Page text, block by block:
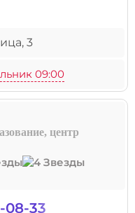
3
09:00
центр
08-33